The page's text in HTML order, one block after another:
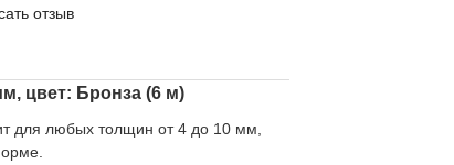
отзыв
цвет: Бронза (6 м)
для любых толщин от 4 до 10 мм,